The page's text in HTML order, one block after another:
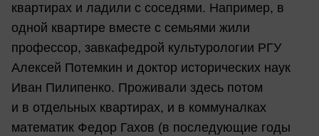
квартирах и ладили с соседями. Например, в
одной квартире вместе с семьями жили
профессор, завкафедрой культурологии РГУ
Алексей Потемкин и доктор исторических наук
Иван Пилипенко. Проживали здесь потом
и в отдельных квартирах, и в коммуналках
математик Федор Гахов (в последующие годы